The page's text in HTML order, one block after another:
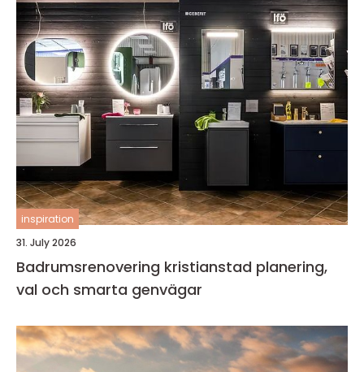
inspiration
31. July 2026
Badrumsrenovering kristianstad planering,
val och smarta genvägar